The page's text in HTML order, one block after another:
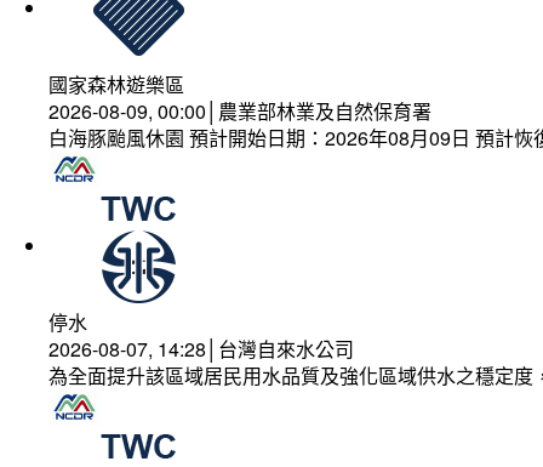
國家森林遊樂區
2026-08-09, 00:00│農業部林業及自然保育署
白海豚颱風休園 預計開始日期：2026年08月09日 預計
停水
2026-08-07, 14:28│台灣自來水公司
為全面提升該區域居民用水品質及強化區域供水之穩定